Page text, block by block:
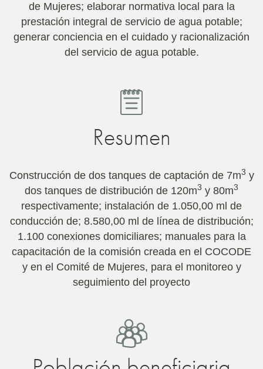
de Mujeres; elaborar normativa local para la
prestación integral de servicio de agua potable;
generar conciencia en el cuidado y racionalización
del servicio de agua potable.
Resumen
Construcción de dos tanques de captación de 7m3 y
dos tanques de distribución de 120m3 y 80m3
respectivamente; instalación de 1.050,00 ml de
conducción de; 8.580,00 ml de línea de distribución;
1.100 conexiones domiciliares; manuales para la
capacitación de la comisión creada en el COCODE
y en el Comité de Mujeres, para el monitoreo y
seguimiento del proyecto